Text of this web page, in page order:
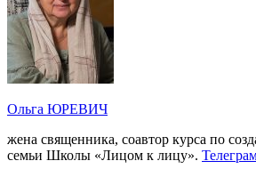
Ольга ЮРЕВИЧ
жена священника, соавтор курса по
семьи Школы «Лицом к лицу».